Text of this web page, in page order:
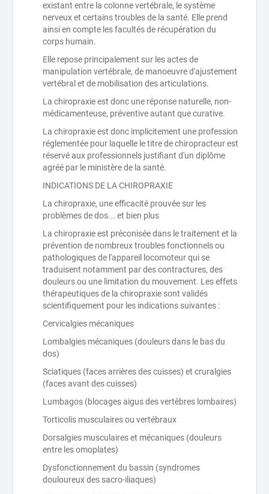
existant entre la colonne vertébrale, le système
nerveux et certains troubles de la santé. Elle prend
ainsi en compte les facultés de récupération du
corps humain.
Elle repose principalement sur les actes de
manipulation vertébrale, de manoeuvre d'ajustement
vertébral et de mobilisation des articulations.
La chiropraxie est donc une réponse naturelle, non-
médicamenteuse, préventive autant que curative.
La chiropraxie est donc implicitement une profession
réglementée pour laquelle le titre de chiropracteur est
réservé aux professionnels justifiant d'un diplôme
agréé par le ministère de la santé.
INDICATIONS DE LA CHIROPRAXIE
La chiropraxie, une efficacité prouvée sur les
problèmes de dos... et bien plus
La chiropraxie est préconisée dans le traitement et la
prévention de nombreux troubles fonctionnels ou
pathologiques de l'appareil locomoteur qui se
traduisent notamment par des contractures, des
douleurs ou une limitation du mouvement. Les effets
thérapeutiques de la chiropraxie sont validés
scientifiquement pour les indications suivantes :
Cervicalgies mécaniques
Lombalgies mécaniques (douleurs dans le bas du
dos)
Sciatiques (faces arrières des cuisses) et cruralgies
(faces avant des cuisses)
Lumbagos (blocages aigus des vertèbres lombaires)
Torticolis musculaires ou vertébraux
Dorsalgies musculaires et mécaniques (douleurs
entre les omoplates)
Dysfonctionnement du bassin (syndromes
douloureux des sacro-iliaques)